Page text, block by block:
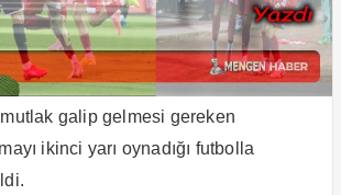
galip gelmesi gereken
ikinci yarı oynadığı futbolla